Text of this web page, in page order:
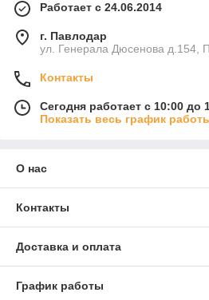
Работает с 24.06.2014
г. Павлодар
ул. Генерала Дюсенова д.154,
Контакты
Сегодня работает с 10:00 до
Показать весь график
О нас
Контакты
Доставка и оплата
График работы